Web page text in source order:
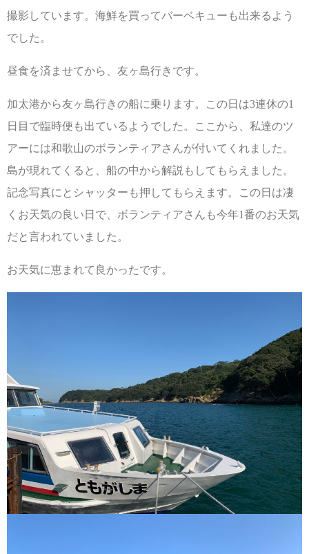
撮影しています。海鮮を買ってバーベキューも出来るよう
でした。
昼食を済ませてから、友ヶ島行きです。
加太港から友ヶ島行きの船に乗ります。この日は3連休の1
日目で臨時便も出ているようでした。ここから、私達のツ
アーには和歌山のボランティアさんが付いてくれました。
島が現れてくると、船の中から解説もしてもらえました。
記念写真にとシャッターも押してもらえます。この日は凄
くお天気の良い日で、ボランティアさんも今年1番のお天気
だと言われていました。
お天気に恵まれて良かったです。